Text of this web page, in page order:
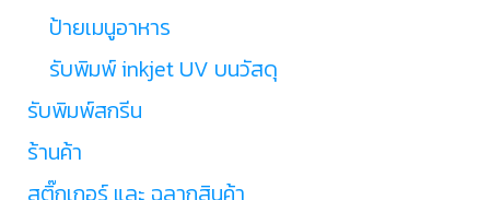
ป้ายเมนูอาหาร
รับพิมพ์ inkjet UV บนวัสดุ
รับพิมพ์สกรีน
ร้านค้า
สติ๊กเกอร์ และ ฉลากสินค้า